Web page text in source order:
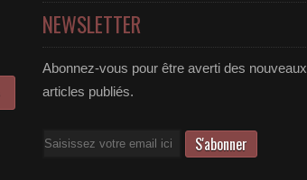
NEWSLETTER
Abonnez-vous pour être averti des nouveaux
articles publiés.
Email